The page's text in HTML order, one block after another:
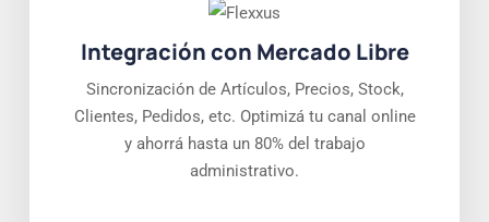
Integración con Mercado Libre
Sincronización de Artículos, Precios, Stock,
Clientes, Pedidos, etc. Optimizá tu canal online
y ahorrá hasta un 80% del trabajo
administrativo.